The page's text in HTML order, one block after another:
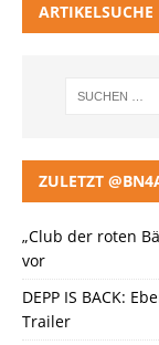
ARTIKELSUCHE
ZULETZT
„Club der roten
vor
DEPP IS BACK:
Trailer